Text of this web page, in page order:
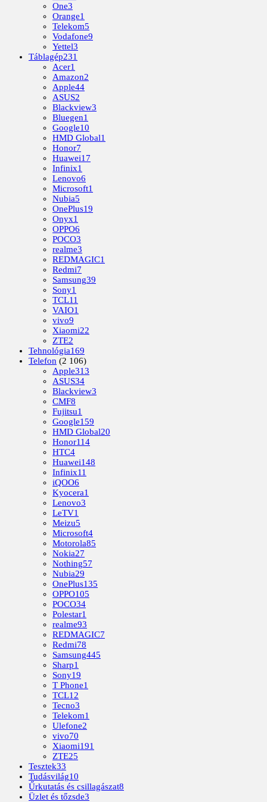
One3
Orange1
Telekom5
Vodafone9
Yettel3
Táblagép231
Acer1
Amazon2
Apple44
ASUS2
Blackview3
Bluegen1
Google10
HMD Global1
Honor7
Huawei17
Infinix1
Lenovo6
Microsoft1
Nubia5
OnePlus19
Onyx1
OPPO6
POCO3
realme3
REDMAGIC1
Redmi7
Samsung39
Sony1
TCL11
VAIO1
vivo9
Xiaomi22
ZTE2
Tehnológia169
Telefon (2 106)
Apple313
ASUS34
Blackview3
CMF8
Fujitsu1
Google159
HMD Global20
Honor114
HTC4
Huawei148
Infinix11
iQOO6
Kyocera1
Lenovo3
LeTV1
Meizu5
Microsoft4
Motorola85
Nokia27
Nothing57
Nubia29
OnePlus135
OPPO105
POCO34
Polestar1
realme93
REDMAGIC7
Redmi78
Samsung445
Sharp1
Sony19
T Phone1
TCL12
Tecno3
Telekom1
Ulefone2
vivo70
Xiaomi191
ZTE25
Tesztek33
Tudásvilág10
Űrkutatás és csillagászat8
Üzlet és tőzsde3